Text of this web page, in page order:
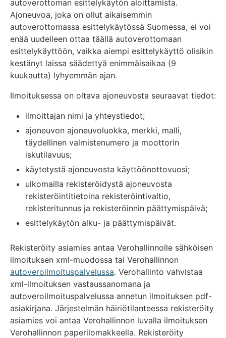
autoverottoman esittelykäytön aloittamista.
Ajoneuvoa, joka on ollut aikaisemmin
autoverottomassa esittelykäytössä Suomessa, ei voi
enää uudelleen ottaa täällä autoverottomaan
esittelykäyttöön, vaikka aiempi esittelykäyttö olisikin
kestänyt laissa säädettyä enimmäisaikaa (9
kuukautta) lyhyemmän ajan.
Ilmoituksessa on oltava ajoneuvosta seuraavat tiedot:
ilmoittajan nimi ja yhteystiedot;
ajoneuvon ajoneuvoluokka, merkki, malli,
täydellinen valmistenumero ja moottorin
iskutilavuus;
käytetystä ajoneuvosta käyttöönottovuosi;
ulkomailla rekisteröidystä ajoneuvosta
rekisteröintitietoina rekisteröintivaltio,
rekisteritunnus ja rekisteröinnin päättymispäivä;
esittelykäytön alku- ja päättymispäivät.
Rekisteröity asiamies antaa Verohallinnolle sähköisen
ilmoituksen xml-muodossa tai Verohallinnon
autoveroilmoituspalvelussa. Verohallinto vahvistaa
xml-ilmoituksen vastaussanomana ja
autoveroilmoituspalvelussa annetun ilmoituksen pdf-
asiakirjana. Järjestelmän häiriötilanteessa rekisteröity
asiamies voi antaa Verohallinnon luvalla ilmoituksen
Verohallinnon paperilomakkeella. Rekisteröity